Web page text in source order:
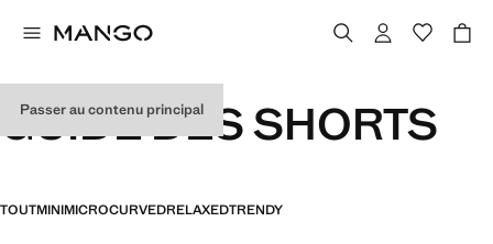
Passer au contenu principal
GUIDE DES SHORTS
TOUTMINIMICROCURVEDRELAXEDTRENDY